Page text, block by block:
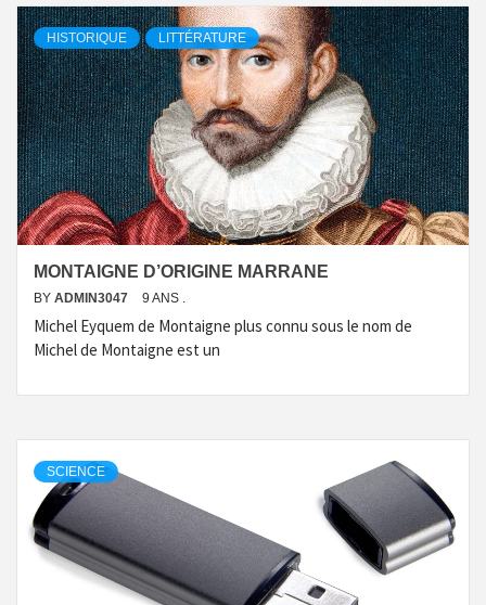
HISTORIQUE LITTÉRATURE
MONTAIGNE D’ORIGINE MARRANE
BY ADMIN3047 9 ANS .
Michel Eyquem de Montaigne plus connu sous le nom de
Michel de Montaigne est un
SCIENCE